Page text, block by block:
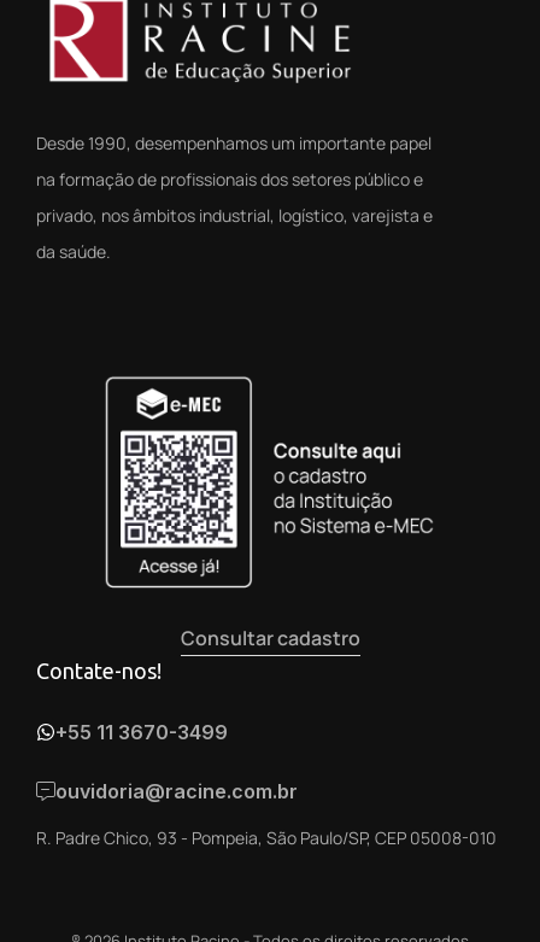
Desde 1990, desempenhamos um importante papel
na formação de profissionais dos setores público e
privado, nos âmbitos industrial, logístico, varejista e
da saúde.
Consultar cadastro
Contate-nos!
+55 11 3670-3499
ouvidoria@racine.com.br
R. Padre Chico, 93 - Pompeia, São Paulo/SP, CEP 05008-010